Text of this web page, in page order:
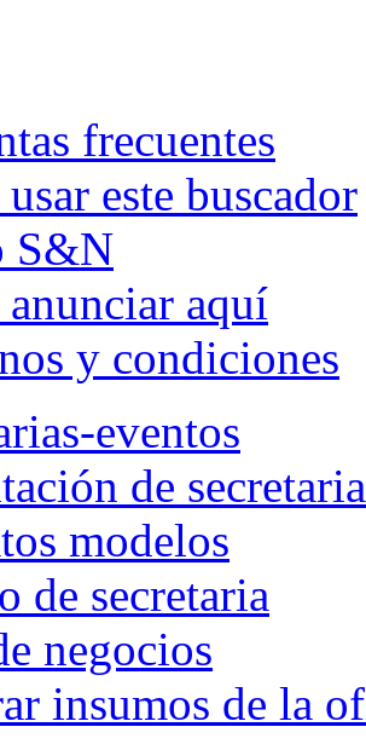
frecuentes
este buscador
S&N
aquí
y condiciones
eventos
de
modelos
de secretaria
negocios
insumos de la